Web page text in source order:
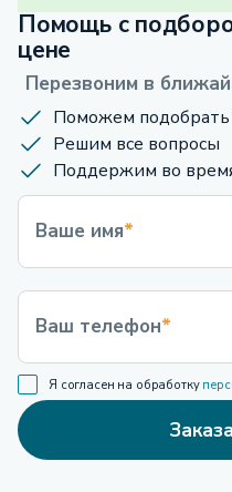
Помощь с
цене
Перезвоним в
Поможем подобрать
Решим все вопросы
Поддержим во
Ваше имя*
Ваш телефон*
Я согласен на обработку